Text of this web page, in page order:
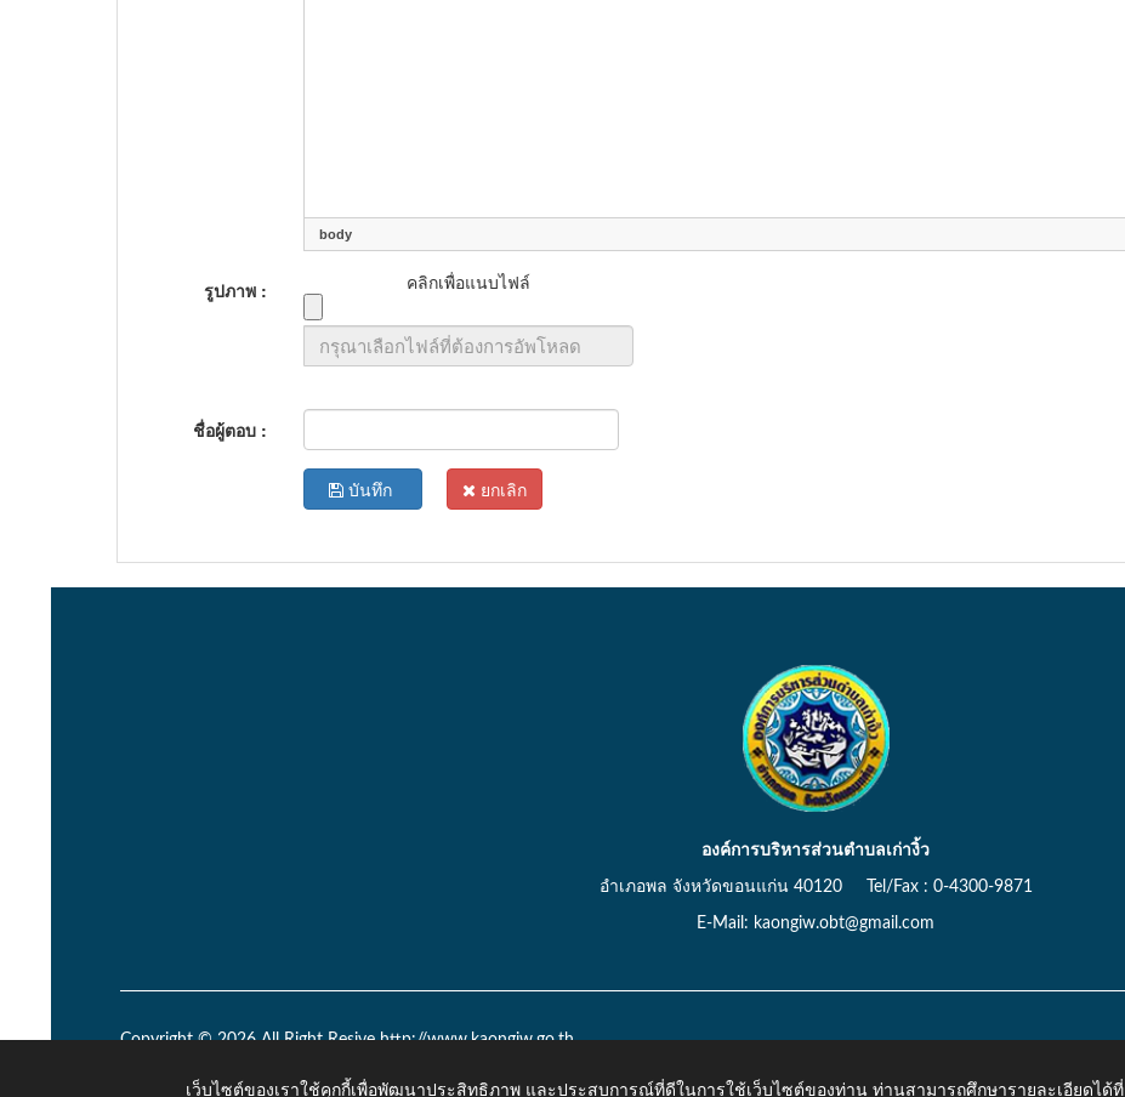
body
รูปภาพ : คลิกเพื่อแนบไฟล์
ชื่อผู้ตอบ :
บันทึก ยกเลิก
องค์การบริหารส่วนตำบลเก่างิ้ว
อำเภอพล จังหวัดขอนแก่น 40120 Tel/Fax : 0-4300-9871
E-Mail: kaongiw.obt@gmail.com
Copyright © 2026 All Right Resive http://www.kaongiw.go.th
เว็บไซต์ของเราใช้คุกกี้เพื่อพัฒนาประสิทธิภาพ และประสบการณ์ที่ดีในการใช้เว็บไซต์ของท่าน ท่านสามารถศึกษารายละเอียดได้ที่